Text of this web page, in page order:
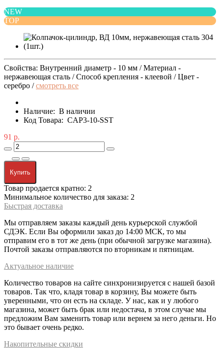
NEW
TOP
Свойства: Внутренний диаметр - 10 мм / Материал -
нержавеющая сталь / Способ крепления - клеевой / Цвет -
серебро /смотреть все
Наличие: В наличии
Код Товара: CAP3-10-SST
91 р.
Купить
Товар продается кратно: 2
Минимальное количество для заказа: 2
Быстрая доставка
Мы отправляем заказы каждый день курьерской службой
СДЭК. Если Вы оформили заказ до 14:00 МСК, то мы
отправим его в тот же день (при обычной загрузке магазина).
Почтой заказы отправляются по вторникам и пятницам.
Актуальное наличие
Количество товаров на сайте синхронизируется с нашей базой
товаров. Так что, кладя товар в корзину, Вы можете быть
уверенными, что он есть на складе. У нас, как и у любого
магазина, может быть брак или недостача, в этом случае мы
предложим Вам заменить товар или вернем за него деньги. Но
это бывает очень редко.
Накопительные скидки